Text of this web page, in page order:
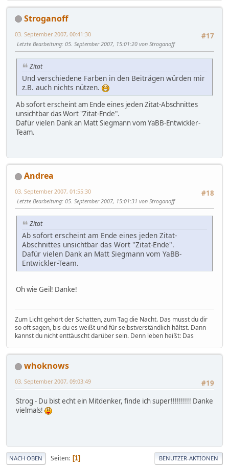
Stroganoff
#17
03. September 2007, 00:41:30
Letzte Bearbeitung: 05. September 2007, 15:01:20 von Stroganoff
Zitat
Und verschiedene Farben in den Beiträgen würden mir
z.B. auch nichts nützen.
Ab sofort erscheint am Ende eines jeden Zitat-Abschnittes
unsichtbar das Wort "Zitat-Ende".
Dafür vielen Dank an Matt Siegmann vom YaBB-Entwickler-
Team.
Andrea
#18
03. September 2007, 01:55:30
Letzte Bearbeitung: 05. September 2007, 15:01:31 von Stroganoff
Zitat
Ab sofort erscheint am Ende eines jeden Zitat-
Abschnittes unsichtbar das Wort "Zitat-Ende".
Dafür vielen Dank an Matt Siegmann vom YaBB-
Entwickler-Team.
Oh wie Geil! Danke!
Zum Licht gehört der Schatten, zum Tag die Nacht. Das musst du dir
so oft sagen, bis du es weißt und für selbstverständlich hältst. Dann
kannst du nicht enttäuscht darüber sein. Denn leben heißt: Das
whoknows
#19
03. September 2007, 09:03:49
Strog - Du bist echt ein Mitdenker, finde ich super!!!!!!!!!! Danke
vielmals!
NACH OBEN Seiten 1 BENUTZER-AKTIONEN